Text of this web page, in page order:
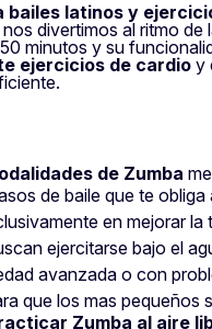
bailes latinos y
divertimos al ritmo de
minutos y su
ejercicios de cardio y
de Zumba
de baile que te
en mejorar
ejercitarse bajo el
avanzada o con
que los mas
Zumba al aire